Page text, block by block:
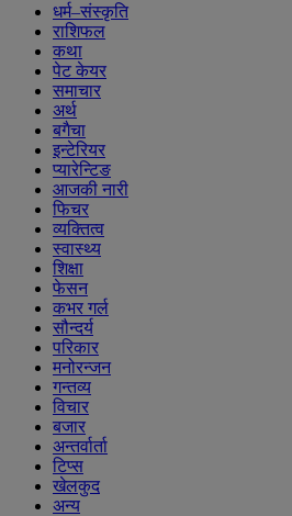
धर्म–संस्कृति
राशिफल
कथा
पेट केयर
समाचार
अर्थ
बगैचा
इन्टेरियर
प्यारेन्टिङ
आजकी नारी
फिचर
व्यक्तित्व
स्वास्थ्य
शिक्षा
फेसन
कभर गर्ल
सौन्दर्य
परिकार
मनोरन्जन
गन्तव्य
विचार
बजार
अन्तर्वार्ता
टिप्स
खेलकुद
अन्य